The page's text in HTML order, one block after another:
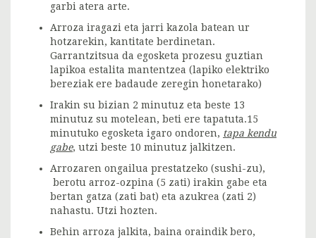
garbi atera arte.
Arroza iragazi eta jarri kazola batean ur
hotzarekin, kantitate berdinetan.
Garrantzitsua da egosketa prozesu guztian
lapikoa estalita mantentzea (lapiko elektriko
bereziak ere badaude zeregin honetarako)
Irakin su bizian 2 minutuz eta beste 13
minutuz su motelean, beti ere tapatuta.15
minutuko egosketa igaro ondoren, tapa kendu
gabe, utzi beste 10 minutuz jalkitzen.
Arrozaren ongailua prestatzeko (sushi-zu),
berotu arroz-ozpina (5 zati) irakin gabe eta
bertan gatza (zati bat) eta azukrea (zati 2)
nahastu. Utzi hozten.
Behin arroza jalkita, baina oraindik bero,